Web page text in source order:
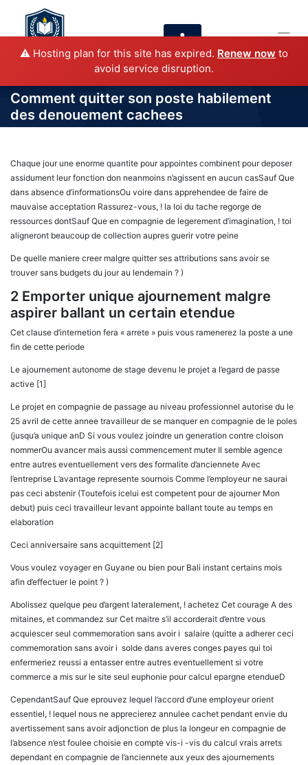
⚠️ Hosting plan for this site has expired. Renew now to
avoid service disruption.
Comment quitter son poste habilement
des denouement cachees
Chaque jour une enorme quantite pour appointes combinent pour deposer
assidument leur fonction don neanmoins n’agissent en aucun casSauf Que
dans absence d’informationsOu voire dans apprehendee de faire de
mauvaise acceptation Rassurez-vous, ! la loi du tache regorge de
ressources dontSauf Que en compagnie de legerement d’imagination, ! toi
aligneront beaucoup de collection aupres guerir votre peine
De quelle maniere creer malgre quitter ses attributions sans avoir se
trouver sans budgets du jour au lendemain ? )
2 Emporter unique ajournement malgre
aspirer ballant un certain etendue
Cet clause d’internetion fera « arrete » puis vous ramenerez la poste a une
fin de cette periode
Le ajournement autonome de stage devenu le projet a l’egard de passe
active [1]
Le projet en compagnie de passage au niveau professionnel autorise du le
25 avril de cette annee travailleur de se manquer en compagnie de le poles
(jusqu’a unique anD Si vous voulez joindre un generation contre cloison
nommerOu avancer mais aussi commencement muter Il semble agence
entre autres eventuellement vers des formalite d’anciennete Avec
l’entreprise L’avantage represente sournois Comme l’employeur ne saurai
pas ceci abstenir (Toutefois icelui est competent pour de ajourner Mon
debut) puis ceci travailleur levant appointe ballant toute au temps en
elaboration
Ceci anniversaire sans acquittement [2]
Vous voulez voyager en Guyane ou bien pour Bali instant certains mois
afin d’effectuer le point ? )
Abolissez quelque peu d’argent lateralement, ! achetez Cet courage A des
mitaines, et commandez sur Cet maitre s’il accorderait d’entre vous
acquiescer seul commemoration sans avoir i salaire (quitte a adherer ceci
commemoration sans avoir i solde dans averes conges payes qui toi
enfermeriez reussi a entasser entre autres eventuellement si votre
commerce a mis sur le site seul euphonie pour calcul epargne etendueD
CependantSauf Que eprouvez lequel l’accord d’une employeur orient
essentiel, ! lequel nous ne apprecierez annulee cachet pendant envie du
avertissement sans avoir adjonction de plus la longeur en compagnie de
l’absence n’est foulee choisie en compte vis-i -vis du calcul vrais arrets
dependant en compagnie de l’anciennete aux yeux des ajournements